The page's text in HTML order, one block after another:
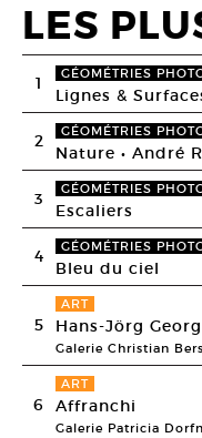
LES
1 GÉOMÉTRIES
Lignes &
2 GÉOMÉTRIES
Nature • André
3 GÉOMÉTRIES
Escaliers
4 GÉOMÉTRIES
Bleu du ciel
5
ART
Hans-Jörg
Galerie Christian
6
ART
Affranchi
Galerie Patricia